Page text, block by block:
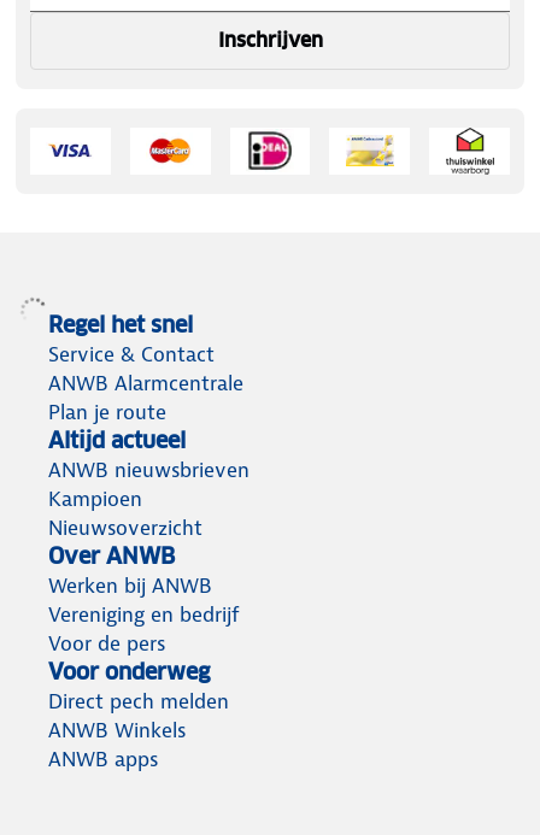
Inschrijven
Regel het snel
Service & Contact
ANWB Alarmcentrale
Plan je route
Altijd actueel
ANWB nieuwsbrieven
Kampioen
Nieuwsoverzicht
Over ANWB
Werken bij ANWB
Vereniging en bedrijf
Voor de pers
Voor onderweg
Direct pech melden
ANWB Winkels
ANWB apps